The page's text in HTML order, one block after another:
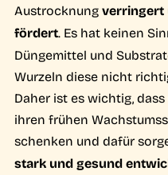
Austrocknungverringert
fördert. Es hat keinen
Düngemittel und
Wurzeln diese nicht
Daher ist es wichtig,
ihren frühen
schenken und dafür
stark und gesund